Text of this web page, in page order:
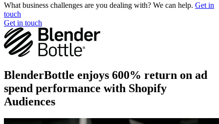
What business challenges are you dealing with? We can help. Get in
touch
Get in touch
BlenderBottle enjoys 600% return on ad
spend performance with Shopify
Audiences